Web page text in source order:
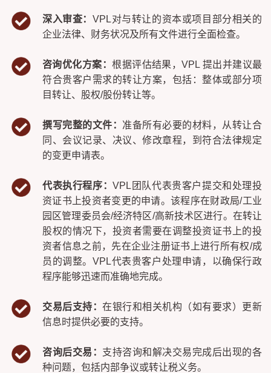
深入审查： VPL对与转让的资本或项目部分相关的
企业法律、财务状况及所有文件进行全面检查。
咨询优化方案：根据评估结果，VPL 提出并建议最
符合贵客户需求的转让方案，包括：整体或部分项
目转让、股权/股份转让等。
撰写完整的文件： 准备所有必要的材料，从转让合
同、会议记录、决议、修改章程，到符合法律规定
的变更申请表。
代表执行程序：VPL团队代表贵客户提交和处理投
资证书上投资者变更的申请。该程序在财政局/工业
园区管理委员会/经济特区/高新技术区进行。在转让
股权的情况下，投资者需要在调整投资证书上的投
资者信息之前，先在企业注册证书上进行所有权/成
员的调整。VPL代表贵客户处理申请，以确保行政
程序能够迅速而准确地完成。
交易后支持：在银行和相关机构（如有要求）更新
信息时提供必要的支持。
咨询后交易： 支持咨询和解决交易完成后出现的各
种问题，包括内部争议或转让税义务。